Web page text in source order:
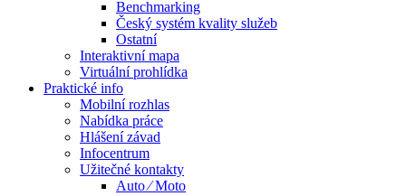
Benchmarking
Český systém kvality služeb
Ostatní
Interaktivní mapa
Virtuální prohlídka
Praktické info
Mobilní rozhlas
Nabídka práce
Hlášení závad
Infocentrum
Užitečné kontakty
Auto ⁄ Moto